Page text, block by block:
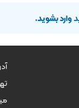
وارد بشوید.